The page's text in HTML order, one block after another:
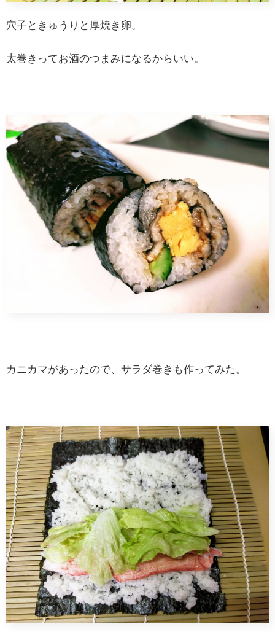
穴子ときゅうりと厚焼き卵。
太巻きってお酒のつまみになるからいい。
カニカマがあったので、サラダ巻きも作ってみた。